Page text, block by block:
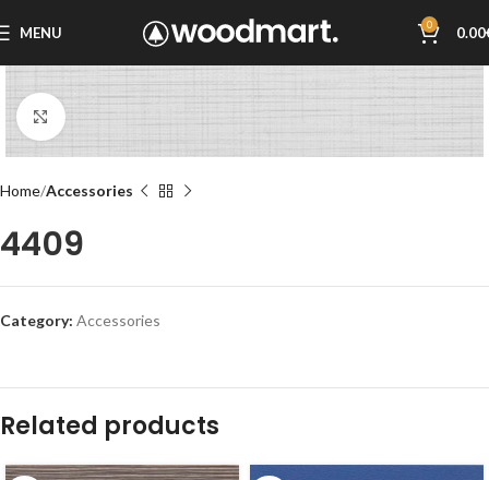
MENU 0 0.00
Click to enlarge
Home Accessories
4409
Category: Accessories
Related products